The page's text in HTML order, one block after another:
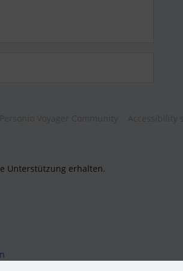
Unterstützung erhalten.